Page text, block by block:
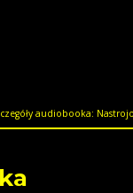
audiobooka: